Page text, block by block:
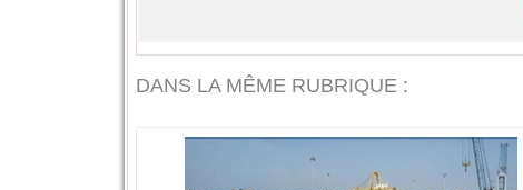
DANS LA MÊME RUBRIQUE :